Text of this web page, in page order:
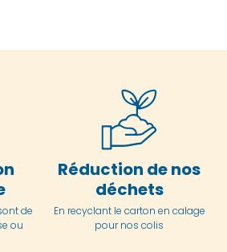
de
ou
Réduction de nos
déchets
En recyclant le carton en calage
pour nos colis